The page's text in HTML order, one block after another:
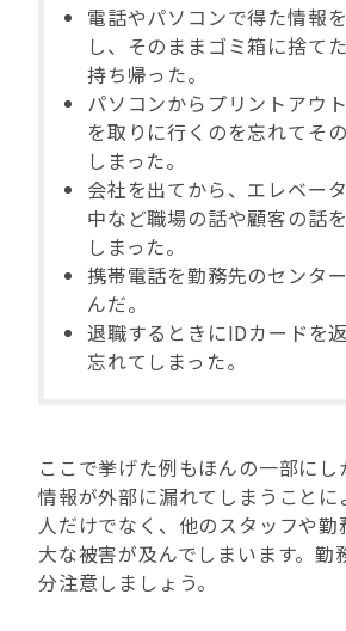
電話やパソコンで得た情報
し、そのままゴミ箱に捨て
持ち帰った。
パソコンからプリントアウ
を取りに行くのを忘れてそ
しまった。
会社を出てから、エレベー
中など職場の話や顧客の話
しまった。
携帯電話を勤務先のセンタ
んだ。
退職するときにIDカードを
忘れてしまった。
ここで挙げた例もほんの一部にし
情報が外部に漏れてしまうことに
人だけでなく、他のスタッフや
大な被害が及んでしまいます。勤
分注意しましょう。